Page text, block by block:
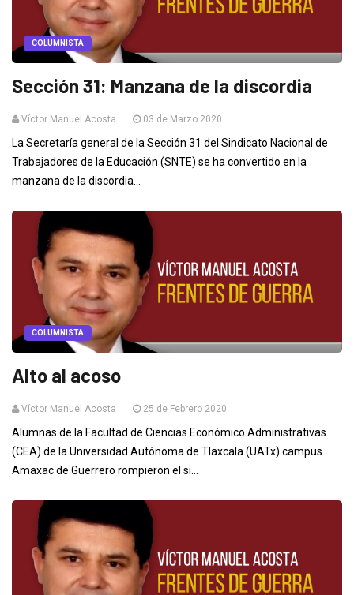
COLUMNISTA
Sección 31: Manzana de la discordia
Víctor Manuel Acosta 03 de Marzo 2020
La Secretaría general de la Sección 31 del Sindicato Nacional de
Trabajadores de la Educación (SNTE) se ha convertido en la
manzana de la discordia...
COLUMNISTA
Alto al acoso
Víctor Manuel Acosta 25 de Febrero 2020
Alumnas de la Facultad de Ciencias Económico Administrativas
(CEA) de la Universidad Autónoma de Tlaxcala (UATx) campus
Amaxac de Guerrero rompieron el si...